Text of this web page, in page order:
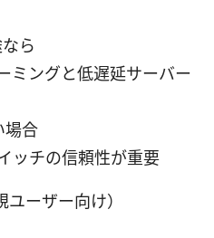
ら
ミングと低遅延サーバー
場合
ッチの信頼性が重要
ーザー向け）